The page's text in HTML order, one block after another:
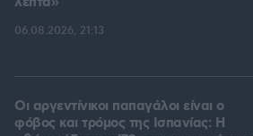
06.08.2026, 21:13
Οι αργεντίνικοι παπαγάλοι είναι ο
φόβος και τρόμος της Ισπανίας: Η